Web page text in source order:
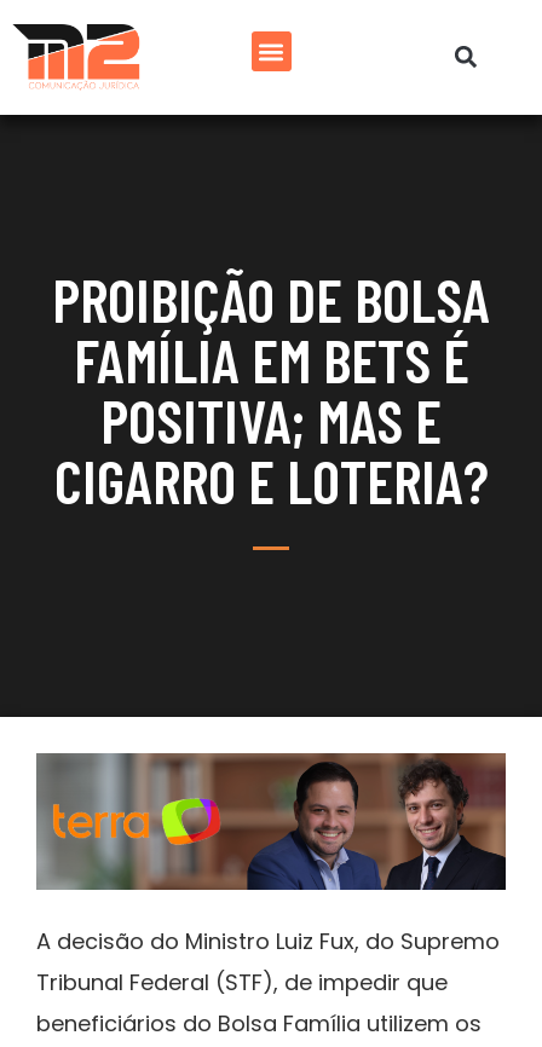
PROIBIÇÃO DE BOLSA
FAMÍLIA EM BETS É
POSITIVA; MAS E
CIGARRO E LOTERIA?
A decisão do Ministro Luiz Fux, do Supremo
Tribunal Federal (STF), de impedir que
beneficiários do Bolsa Família utilizem os